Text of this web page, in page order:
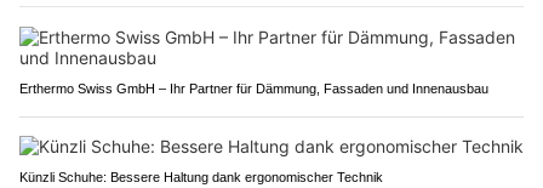
Erthermo Swiss GmbH – Ihr Partner für Dämmung, Fassaden und Innenausbau
Künzli Schuhe: Bessere Haltung dank ergonomischer Technik